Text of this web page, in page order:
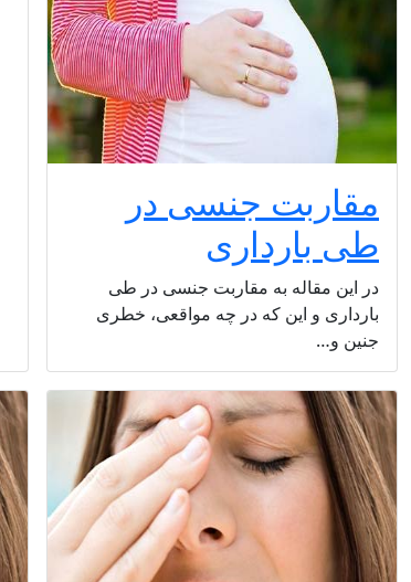
مقاربت جنسی در
طی بارداری
در این مقاله به مقاربت جنسی در طی
بارداری و این که در چه مواقعی، خطری
جنین و…